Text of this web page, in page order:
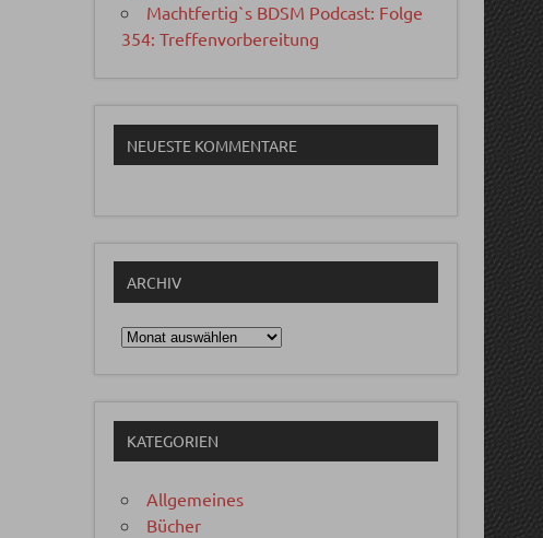
Machtfertig`s BDSM Podcast: Folge
354: Treffenvorbereitung
NEUESTE KOMMENTARE
ARCHIV
Archiv
KATEGORIEN
Allgemeines
Bücher